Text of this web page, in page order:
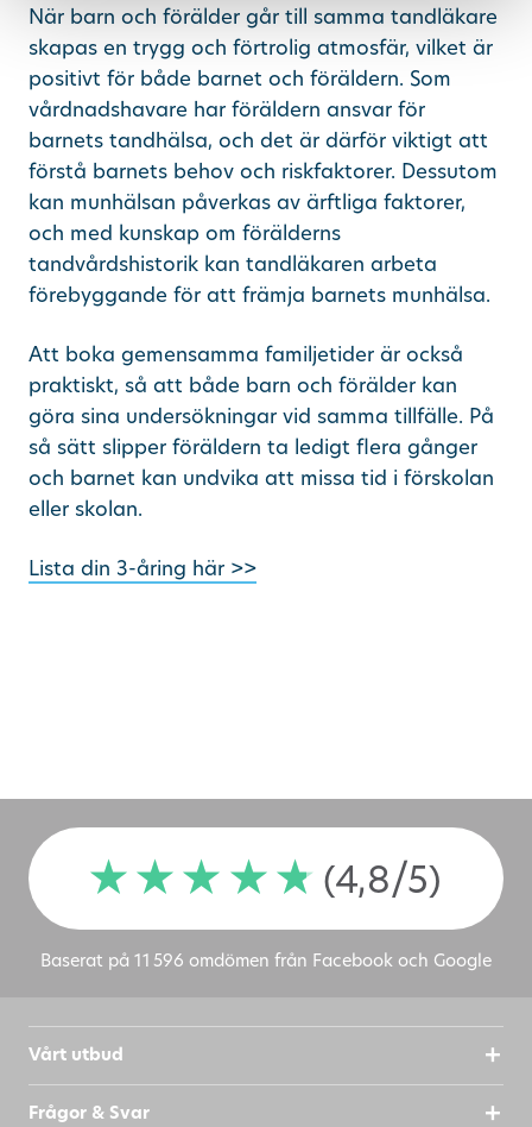
När barn och förälder går till samma tandläkare
skapas en trygg och förtrolig atmosfär, vilket är
positivt för både barnet och föräldern. Som
vårdnadshavare har föräldern ansvar för
barnets tandhälsa, och det är därför viktigt att
förstå barnets behov och riskfaktorer. Dessutom
kan munhälsan påverkas av ärftliga faktorer,
och med kunskap om förälderns
tandvårdshistorik kan tandläkaren arbeta
förebyggande för att främja barnets munhälsa.
Att boka gemensamma familjetider är också
praktiskt, så att både barn och förälder kan
göra sina undersökningar vid samma tillfälle. På
så sätt slipper föräldern ta ledigt flera gånger
och barnet kan undvika att missa tid i förskolan
eller skolan.
Lista din 3-åring här >>
(4,8/5)
Baserat på 11 596 omdömen från Facebook och Google
Vårt utbud
Frågor & Svar